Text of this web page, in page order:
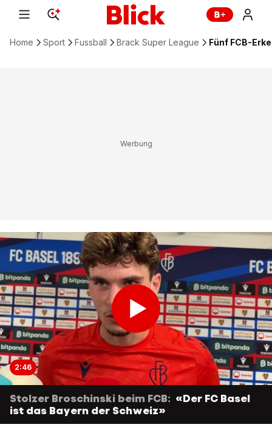
Home Sport Fussball Brack Super League Fünf FCB-
2:46
Stolzer Broschinski beim FCB: «Der FC Basel
ist das Bayern der Schweiz»